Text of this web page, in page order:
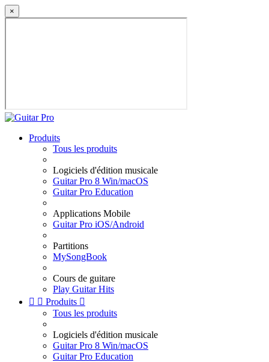
×
Produits
Tous les produits
Logiciels d'édition musicale
Guitar Pro 8 Win/macOS
Guitar Pro Education
Applications Mobile
Guitar Pro iOS/Android
Partitions
MySongBook
Cours de guitare
Play Guitar Hits
  Produits 
Tous les produits
Logiciels d'édition musicale
Guitar Pro 8 Win/macOS
Guitar Pro Education